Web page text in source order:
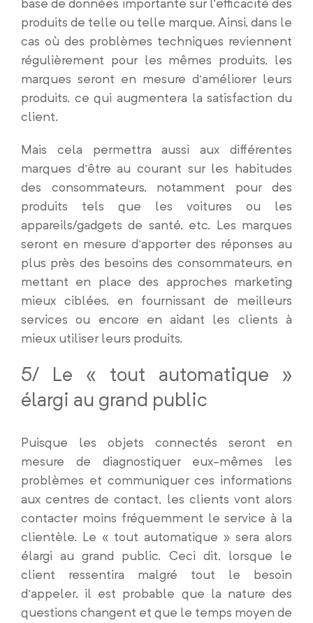
base de données importante sur l’efficacité des
produits de telle ou telle marque. Ainsi, dans le
cas où des problèmes techniques reviennent
régulièrement pour les mêmes produits, les
marques seront en mesure d’améliorer leurs
produits, ce qui augmentera la satisfaction du
client.
Mais cela permettra aussi aux différentes
marques d’être au courant sur les habitudes
des consommateurs, notamment pour des
produits tels que les voitures ou les
appareils/gadgets de santé, etc. Les marques
seront en mesure d’apporter des réponses au
plus près des besoins des consommateurs, en
mettant en place des approches marketing
mieux ciblées, en fournissant de meilleurs
services ou encore en aidant les clients à
mieux utiliser leurs produits.
5/ Le « tout automatique »
élargi au grand public
Puisque les objets connectés seront en
mesure de diagnostiquer eux-mêmes les
problèmes et communiquer ces informations
aux centres de contact, les clients vont alors
contacter moins fréquemment le service à la
clientèle. Le « tout automatique » sera alors
élargi au grand public. Ceci dit, lorsque le
client ressentira malgré tout le besoin
d’appeler, il est probable que la nature des
questions changent et que le temps moyen de